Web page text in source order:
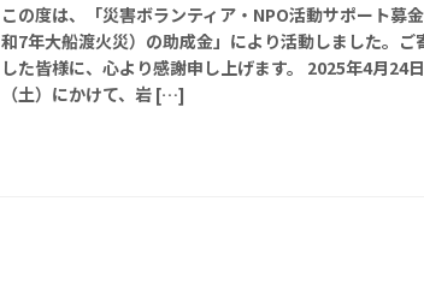
この度は、「災害ボランティア・NPO活動サポート募
和7年大船渡火災）の助成金」により活動しました。ご
した皆様に、心より感謝申し上げます。 2025年4月24
（土）にかけて、岩 […]